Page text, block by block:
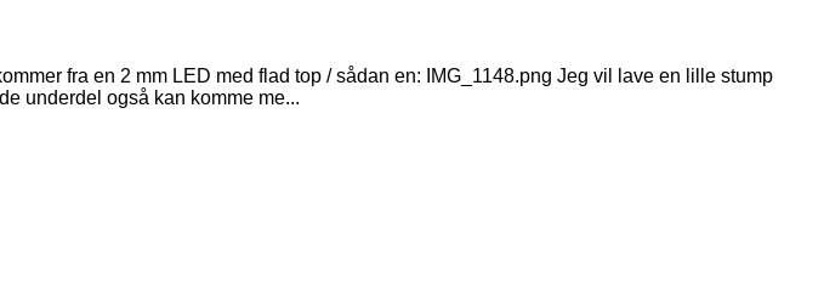
fra en 2 mm LED med flad top / sådan en: IMG_1148.png Jeg vil lave en lille stump
underdel også kan komme me...